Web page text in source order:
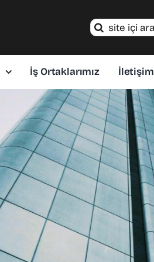
Search
İş Ortaklarımız İletişim